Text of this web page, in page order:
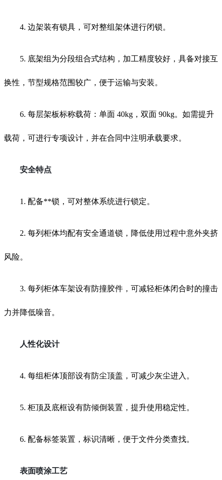
4. 边架装有锁具，可对整组架体进行闭锁。
5. 底架组为分段组合式结构，加工精度较好，具备对接互
换性，节型规格范围较广，便于运输与安装。
6. 每层架板标称载荷：单面 40kg，双面 90kg。如需提升
载荷，可进行专项设计，并在合同中注明承载要求。
安全特点
1. 配备**锁，可对整体系统进行锁定。
2. 每列柜体均配有安全通道锁，降低使用过程中意外夹挤
风险。
3. 每列柜体车架设有防撞胶件，可减轻柜体闭合时的撞击
力并降低噪音。
人性化设计
4. 每组柜体顶部设有防尘顶盖，可减少灰尘进入。
5. 柜顶及底框设有防倾倒装置，提升使用稳定性。
6. 配备标签装置，标识清晰，便于文件分类查找。
表面喷涂工艺